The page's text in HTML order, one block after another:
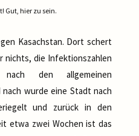
Gut, hier zu sein.
Kasachstan. Dort schert
nichts, die Infektionszahlen
nach den allgemeinen
wurde eine Stadt nach
und zurück in den
etwa zwei Wochen ist das